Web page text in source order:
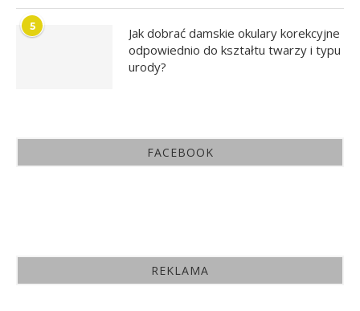
5
Jak dobrać damskie okulary korekcyjne
odpowiednio do kształtu twarzy i typu
urody?
FACEBOOK
REKLAMA